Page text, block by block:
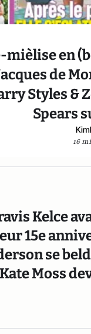
en
de
Styles &
Spears
16
Kelce
15e
se
Moss